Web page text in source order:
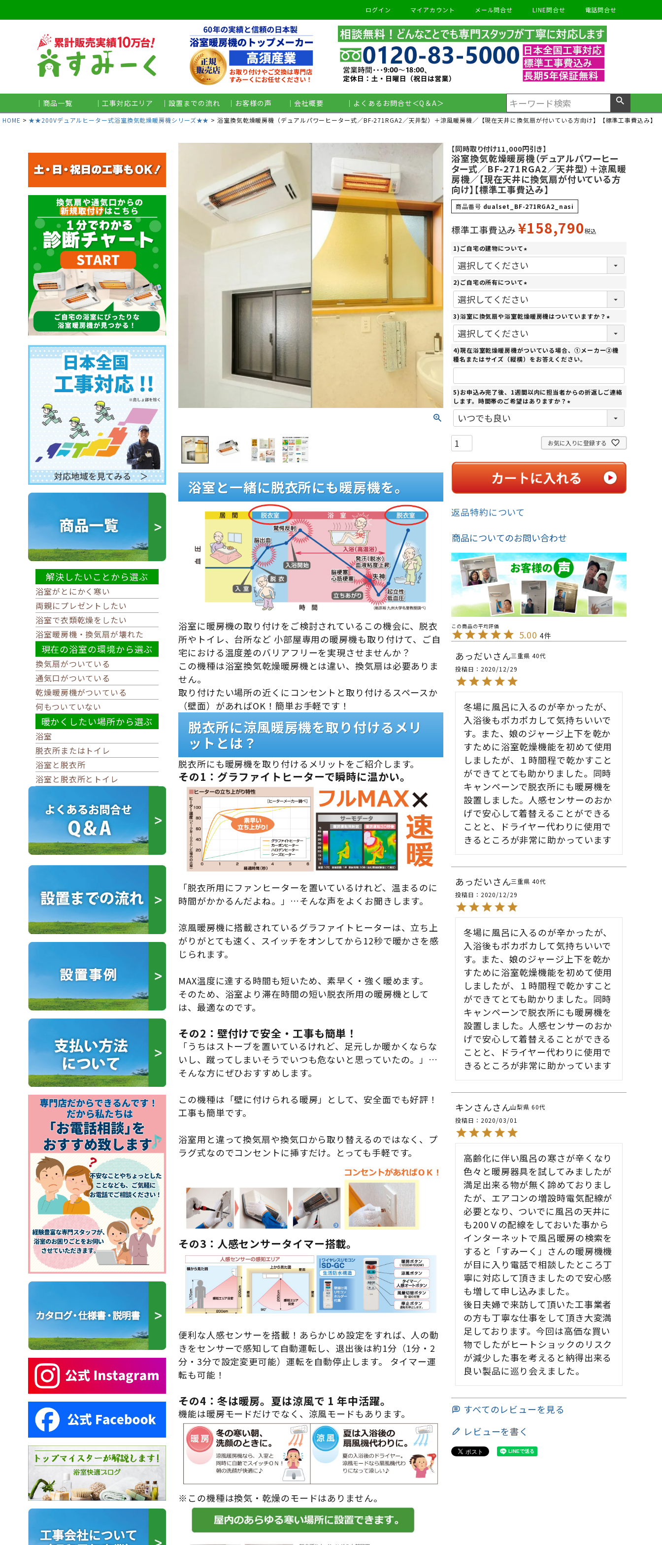
ログイン マイアカウント メール問合せ LINE問合せ 電話問合せ
｜商品一覧 ｜工事対応エリア ｜設置までの流れ ｜お客様の声 ｜会社概要 ｜よくあるお問合せ＜Q＆A＞
検索
HOME ★★200Vデュアルヒーター式浴室換気乾燥暖房機シリーズ★★ 浴室換気乾燥暖房機（デュアルパワーヒーター式／BF-271RGA2／天井型）＋涼風暖房機／【現在天井に換気扇が付いている方向け】【標準工事費込み】
解決したいことから選ぶ
浴室がとにかく寒い
両親にプレゼントしたい
浴室で衣類乾燥をしたい
浴室暖房機・換気扇が壊れた
現在の浴室の環境から選ぶ
換気扇がついている
通気口がついている
乾燥暖房機がついている
何もついていない
暖かくしたい場所から選ぶ
浴室
脱衣所またはトイレ
浴室と脱衣所
浴室と脱衣所とトイレ
浴室と一緒に脱衣所にも暖房機を。
浴室に暖房機の取り付けをご検討されているこの機会に、脱衣
所やトイレ、台所など 小部屋専用の暖房機も取り付けて、ご自
宅における温度差のバリアフリーを実現させませんか？
この機種は浴室換気乾燥暖房機とは違い、換気扇は必要ありま
せん。
取り付けたい場所の近くにコンセントと取り付けるスペースか
（壁面）があればOK！簡単お手軽です！
脱衣所に涼風暖房機を取り付けるメリ
ットとは？
脱衣所にも暖房機を取り付けるメリットをご紹介します。
その1：グラファイトヒーターで瞬時に温かい。
「脱衣所用にファンヒーターを置いているけれど、温まるのに
時間がかかるんだよね。」…そんな声をよくお聞きします。
涼風暖房機に搭載されているグラファイトヒーターは、立ち上
がりがとても速く、スイッチをオンしてから12秒で暖かさを感
じられます。
MAX温度に達する時間も短いため、素早く・強く暖めます。
そのため、浴室より滞在時間の短い脱衣所用の暖房機として
は、最適なのです。
その2：壁付けで安全・工事も簡単！
「うちはストーブを置いているけれど、足元しか暖かくならな
いし、蹴ってしまいそうでいつも危ないと思っていたの。」…
そんな方にぜひおすすめします。
この機種は「壁に付けられる暖房」として、安全面でも好評！
工事も簡単です。
浴室用と違って換気扇や換気口から取り替えるのではなく、プ
ラグ式なのでコンセントに挿すだけ。とっても手軽です。
その3：人感センサータイマー搭載。
便利な人感センサーを搭載！あらかじめ設定をすれば、人の動
きをセンサーで感知して自動運転し、退出後は約1分（1分・2
分・3分で設定変更可能）運転を自動停止します。 タイマー運
転も可能！
その4：冬は暖房。夏は涼風で 1 年中活躍。
機能は暖房モードだけでなく、涼風モードもあります。
※この機種は換気・乾燥のモードはありません。
【同時取り付け11,000円引き】
浴室換気乾燥暖房機（デュアルパワーヒー
ター式／BF-271RGA2／天井型）＋涼風暖
房機／【現在天井に換気扇が付いている方
向け】【標準工事費込み】
商品番号 dualset_BF-271RGA2_nasi
標準工事費込み ¥158,790税込
1)ご自宅の建物について
(
必
)
2)ご自宅の所有について
(
必
)
3)浴室に換気扇や浴室乾燥暖房機はついていますか？
(
)
4)現在浴室乾燥暖房機がついている場合、①メーカー②機
種名またはサイズ（縦横）をお答えください。
5)お申込み完了後、1週間以内に担当者からの折返しご連絡
します。時間帯のご希望はありますか？
(
)
お気に入りに登録する
返品特約について
商品についてのお問い合わせ
5.00 4
あっだい 三重県 40代
投稿日
2020/12/29
冬場に風呂に入るのが辛かったが、
入浴後もポカポカして気持ちいいで
す。また、娘のジャージ上下を乾か
すために浴室乾燥機能を初めて使用
しましたが、１時間程で乾かすこと
ができてとても助かりました。同時
キャンペーンで脱衣所にも暖房機を
設置しました。人感センサーのおか
げで安心して着替えることができる
ことと、ドライヤー代わりに使用で
きるところが非常に助かっています
あっだい 三重県 40代
投稿日
2020/12/29
冬場に風呂に入るのが辛かったが、
入浴後もポカポカして気持ちいいで
す。また、娘のジャージ上下を乾か
すために浴室乾燥機能を初めて使用
しましたが、１時間程で乾かすこと
ができてとても助かりました。同時
キャンペーンで脱衣所にも暖房機を
設置しました。人感センサーのおか
げで安心して着替えることができる
ことと、ドライヤー代わりに使用で
きるところが非常に助かっています
キンさん 山梨県 60代
投稿日
2020/03/01
高齢化に伴い風呂の寒さが辛くなり
色々と暖房器具を試してみましたが
満足出来る物が無く諦めておりまし
たが、エアコンの増設時電気配線が
必要となり、ついでに風呂の天井に
も200Ｖの配線をしておいた事から
インターネットで風呂暖房の検索を
すると「すみーく」さんの暖房機機
が目に入り電話で相談したところ丁
寧に対応して頂きましたので安心感
も増して申し込みました。
後日夫婦で来訪して頂いた工事業者
の方も丁寧な仕事をして頂き大変満
足しております。今回は高価な買い
物でしたがヒートショックのリスク
が減少した事を考えると納得出来る
良い製品に巡り会えました。
すべてのレビューを見る
レビューを書く